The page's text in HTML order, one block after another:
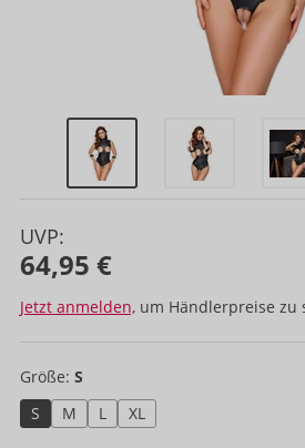
UVP:
64,95 €
Jetzt anmelden, um Händlerpreise zu
Größe: S
S
M L XL